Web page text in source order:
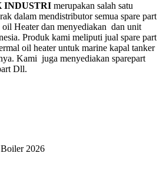
INDUSTRI merupakan salah satu
dalam mendistributor semua spare part
Heater dan menyediakan dan unit
Produk kami meliputi jual spare part
oil heater untuk marine kapal tanker
Kami juga menyediakan sparepart
Dll.
2026